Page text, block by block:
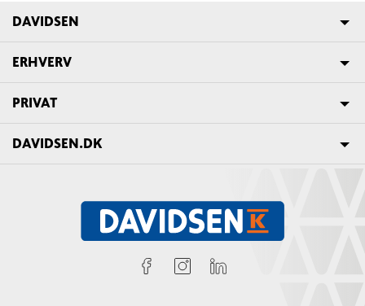
DAVIDSEN
ERHVERV
PRIVAT
DAVIDSEN.DK